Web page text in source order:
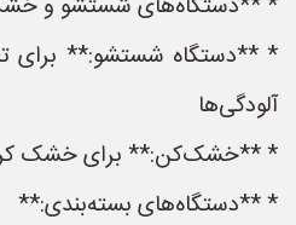
* **دستگاه‌های شستشو و
* **دستگاه شستشو:** برای
آلودگی‌ها
* **خشک‌کن:** برای خشک
* **دستگاه‌های بسته‌بندی:**